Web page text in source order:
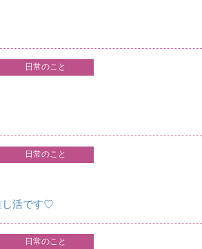
日常のこと
日常のこと
活です♡
日常のこと